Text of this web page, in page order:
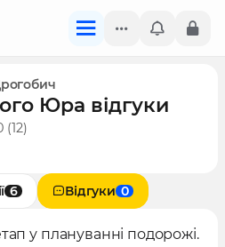
Юра відгуки
(12)
6 Відгуки 0
у плануванні подорожі.